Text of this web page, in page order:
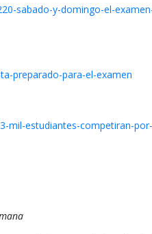
sabado-y-domingo-el-
preparado-para-el-examen
mil-estudiantes-competiran-